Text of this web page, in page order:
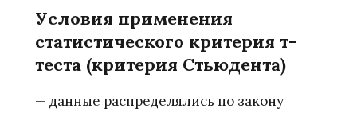
Условия применения
статистического критерия т-
теста (критерия Стьюдента)
— данные распределялись по закону